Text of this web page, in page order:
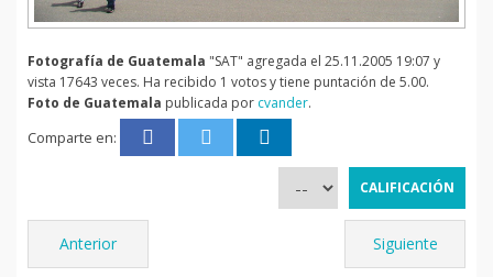
Fotografía de Guatemala "SAT" agregada el 25.11.2005 19:07 y
vista 17643 veces. Ha recibido 1 votos y tiene puntación de 5.00.
Foto de Guatemala publicada por cvander.
Comparte en:
Anterior Siguiente